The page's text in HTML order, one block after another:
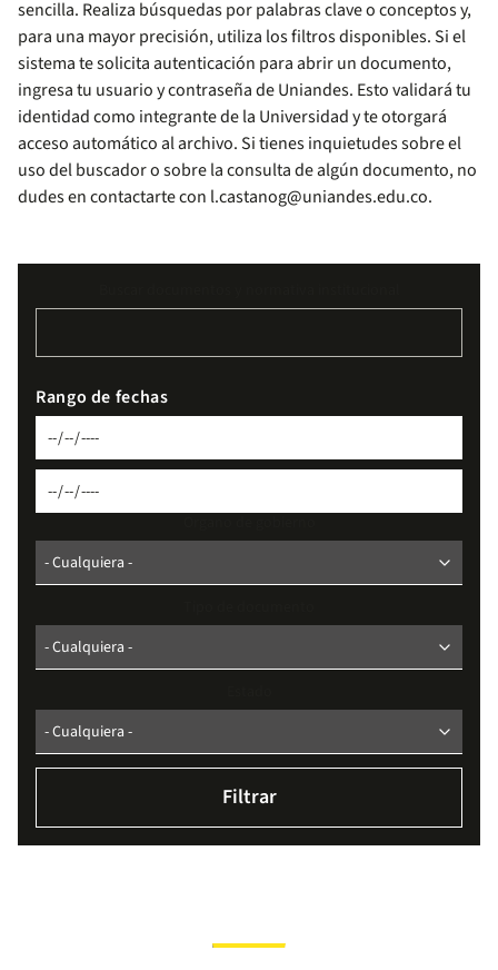
sencilla. Realiza búsquedas por palabras clave o conceptos y,
para una mayor precisión, utiliza los filtros disponibles. Si el
sistema te solicita autenticación para abrir un documento,
ingresa tu usuario y contraseña de Uniandes. Esto validará tu
identidad como integrante de la Universidad y te otorgará
acceso automático al archivo. Si tienes inquietudes sobre el
uso del buscador o sobre la consulta de algún documento, no
dudes en contactarte con l.castanog@uniandes.edu.co.
Rango de fechas